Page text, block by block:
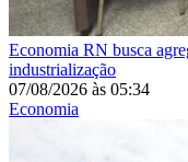
Economia RN busca
industrialização
07/08/2026 às 05:34
Economia